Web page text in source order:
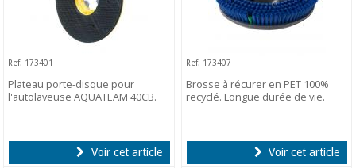
Ref. 173401
Plateau porte-disque pour
l'autolaveuse AQUATEAM 40CB.
Voir cet article
Ref. 173407
Brosse à récurer en PET 100%
recyclé. Longue durée de vie.
Voir cet article